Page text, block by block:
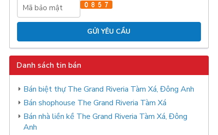
Danh sách tin bán
Bán biệt thự The Grand Riveria Tàm Xá, Đông Anh
Bán shophouse The Grand Riveria Tàm Xá
Bán nhà liền kề The Grand Riveria Tàm Xá, Đông
Anh